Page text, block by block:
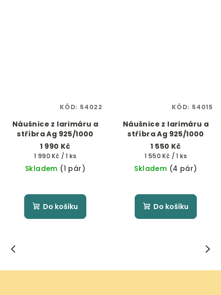
Náušnice z larimáru a
stříbra Ag 925/1000
1 990 Kč
Měrná
cena:
1 990 Kč / 1 ks
Skladem (1 pár)
Do košíku
KÓD: 54022
Náušnice z larimáru a
stříbra Ag 925/1000
1 550 Kč
Měrná
cena:
1 550 Kč / 1 ks
Skladem (4 pár)
Do košíku
KÓD: 54015